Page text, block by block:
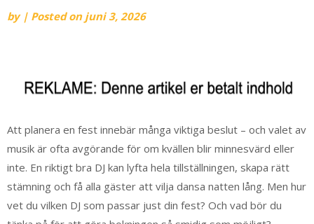
by | Posted on juni 3, 2026
Att planera en fest innebär många viktiga beslut – och valet av
musik är ofta avgörande för om kvällen blir minnesvärd eller
inte. En riktigt bra DJ kan lyfta hela tillställningen, skapa rätt
stämning och få alla gäster att vilja dansa natten lång. Men hur
vet du vilken DJ som passar just din fest? Och vad bör du